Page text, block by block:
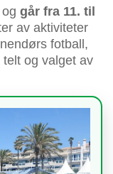
går fra 11. til
av aktiviteter
fotball,
og valget av